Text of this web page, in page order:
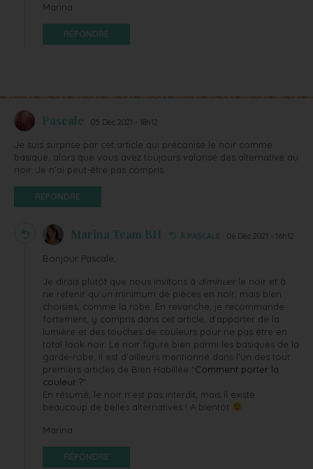
Marina
RÉPONDRE
Pascale 05 Déc 2021 - 18h12
Je suis surprise par cet article qui préconise le noir comme
basique, alors que vous avez toujours valorisé des alternative au
noir. Je n’ai peut-être pas compris.
RÉPONDRE
Marina Team BH À PASCALE 06 Déc 2021 - 16h12
Bonjour Pascale,
Je dirais plutôt que nous invitons à diminuerle noir et à
ne retenir qu’un minimum de pièces en noir, mais bien
choisies, comme la robe. En revanche, je recommande
fortement, y compris dans cet article, d’apporter de la
lumière et des touches de couleurs pour ne pas être en
total look noir. Le noir figure bien parmi les basiques de la
garde-robe, il est d’ailleurs mentionné dans l’un des tout
premiers articles de Bien Habillée “Comment porter la
couleur ?“.
En résumé, le noir n’est pas interdit, mais il existe
beaucoup de belles alternatives ! A bientôt
Marina
RÉPONDRE